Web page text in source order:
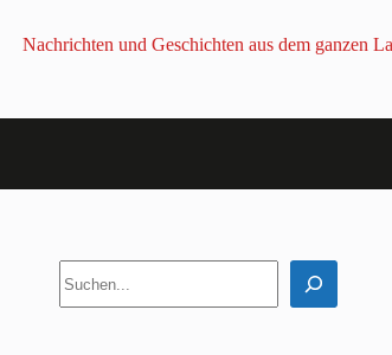
Nachrichten und Geschichten aus dem ganzen